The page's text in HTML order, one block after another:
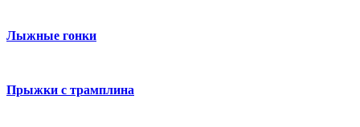
Лыжные гонки
Прыжки с трамплина